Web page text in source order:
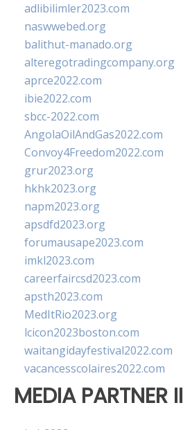
adlibilimler2023.com
naswwebed.org
balithut-manado.org
alteregotradingcompany.org
aprce2022.com
ibie2022.com
sbcc-2022.com
AngolaOilAndGas2022.com
Convoy4Freedom2022.com
grur2023.org
hkhk2023.org
napm2023.org
apsdfd2023.org
forumausape2023.com
imkl2023.com
careerfaircsd2023.com
apsth2023.com
MedItRio2023.org
lcicon2023boston.com
waitangidayfestival2022.com
vacancesscolaires2022.com
MEDIA PARTNER II